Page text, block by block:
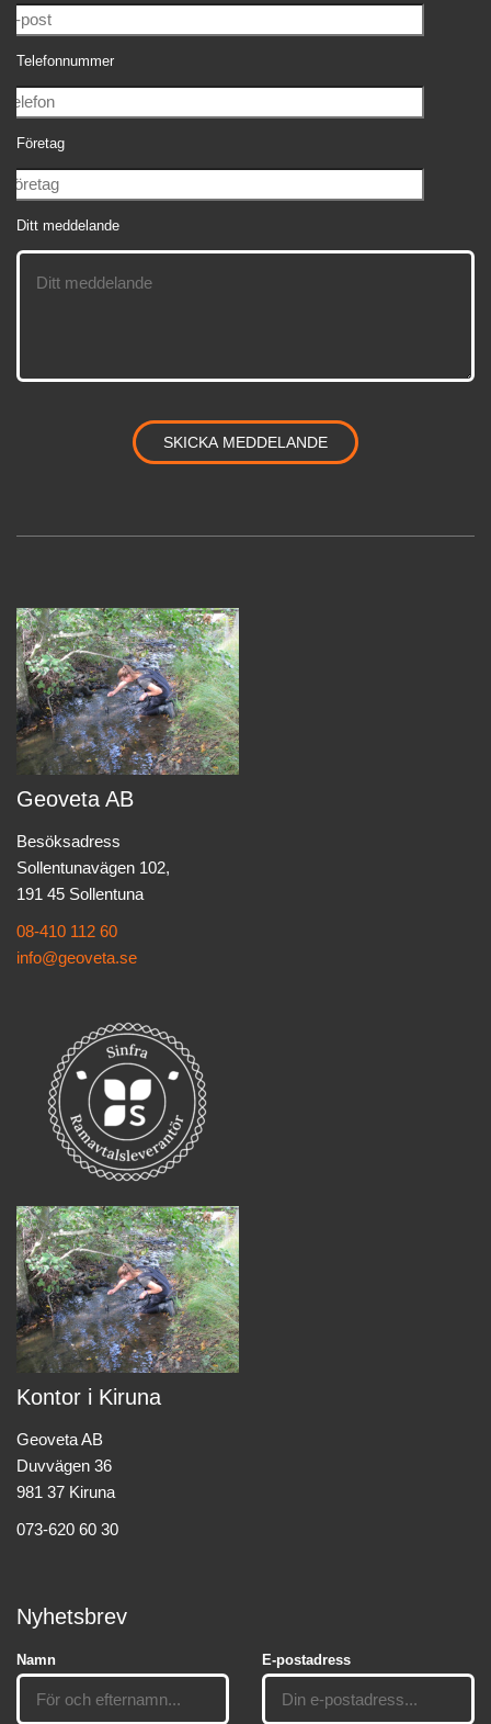
Telefonnummer
Företag
Ditt meddelande
Geoveta AB
Besöksadress
Sollentunavägen 102,
191 45 Sollentuna
08-410 112 60
info@geoveta.se
Kontor i Kiruna
Geoveta AB
Duvvägen 36
981 37 Kiruna
073-620 60 30
Nyhetsbrev
Namn E-postadress